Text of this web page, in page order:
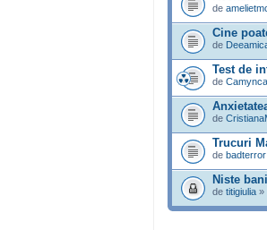
de
Cine
de
Test de
de Camynca
de
Trucuri
de badterror
Niste
de titigiulia »